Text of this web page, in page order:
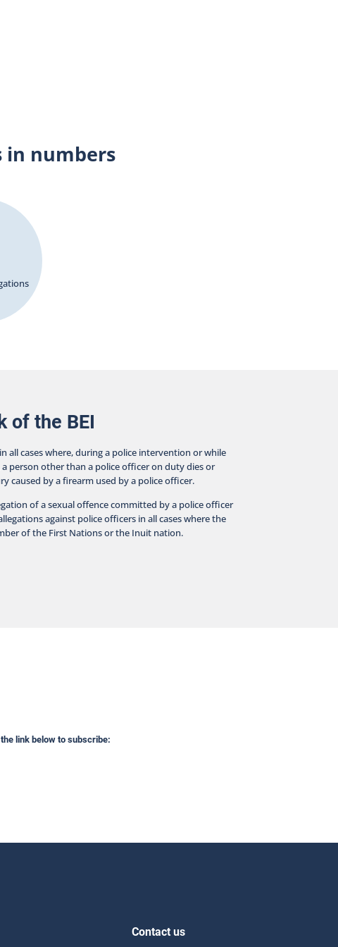
in numbers
of the BEI
all cases where, during a police intervention or while
person other than a police officer on duty dies or
caused by a firearm used by a police officer.
of a sexual offence committed by a police officer
against police officers in all cases where the
of the First Nations or the Inuit nation.
link below to subscribe:
Contact us